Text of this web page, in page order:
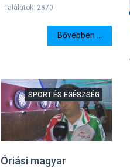
Találatok: 2870
Bővebben ...
Óriási magyar
SPORT ÉS EGÉSZSÉG